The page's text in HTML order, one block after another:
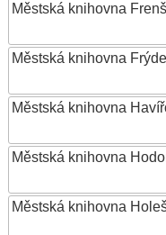
Městská knihovna
Městská knihovna
Městská knihovna
Městská knihovna
Městská knihovna